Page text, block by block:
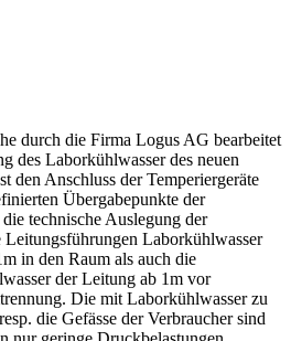
durch die Firma Logus AG bearbeitet
des Laborkühlwasser des neuen
den Anschluss der Temperiergeräte
Übergabepunkte der
technische Auslegung der
Leitungsführungen Laborkühlwasser
in den Raum als auch die
der Leitung ab 1m vor
Die mit Laborkühlwasser zu
die Gefässe der Verbraucher sind